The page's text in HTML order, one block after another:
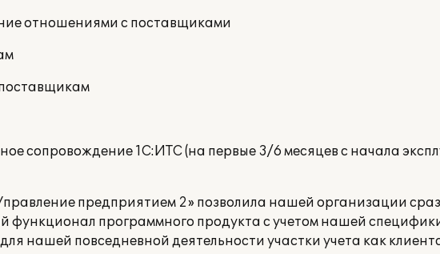
отношениями с поставщиками
сопровождение 1С:ИТС (на первые 3/6 месяцев с начала
предприятием 2» позволила нашей организации
функционал программного продукта с учетом нашей
нашей повседневной деятельности участки учета как